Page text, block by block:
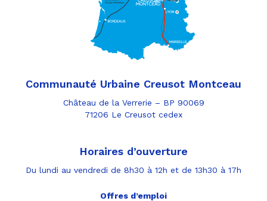
Communauté Urbaine Creusot Montceau
Château de la Verrerie – BP 90069
71206 Le Creusot cedex
Horaires d’ouverture
Du lundi au vendredi de 8h30 à 12h et de 13h30 à 17h
Offres d’emploi